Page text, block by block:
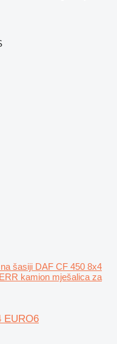
šasiji DAF CF 450 8x4
kamion mješalica za
EURO6